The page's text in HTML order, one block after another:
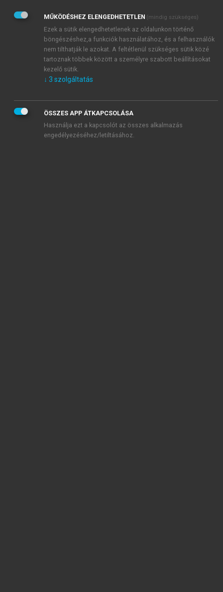
ára magas szokott lenni, és csak az adott készülékhez
használható, majd használat után el kell dobni, mivel
tisztítása körülményes lenne.
MŰKÖDÉSHEZ ELENGEDHETETLEN (mindig szükséges)
Ezek a sütik elengedhetetlenek az oldalunkon történő
böngészéshez,a funkciók használatához, és a felhasználók
nem tilthatják le azokat. A feltétlenül szükséges sütik közé
tartoznak többek között a személyre szabott beállításokat
kezelő sütik.
↓ 3 szolgáltatás
ÖSSZES APP ÁTKAPCSOLÁSA
Használja ezt a kapcsolót az összes alkalmazás
engedélyezéséhez/letiltásához.